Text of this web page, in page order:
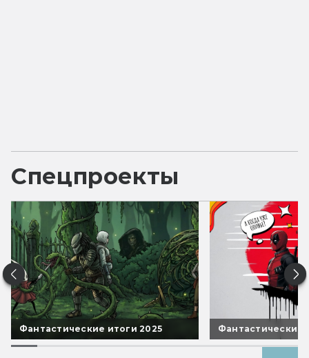
Спецпроекты
Фантастические итоги 2025 Фантастические